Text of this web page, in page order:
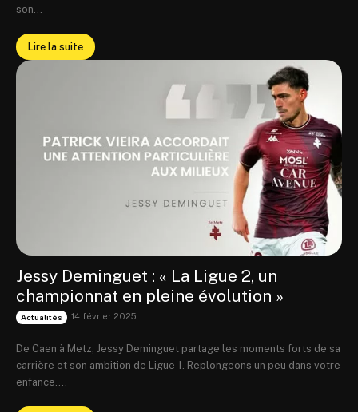
son...
Lire la suite
Jessy Deminguet : « La Ligue 2, un
championnat en pleine évolution »
Actualités 14 février 2025
De Caen à Metz, Jessy Deminguet partage les moments forts de sa
carrière et son ambition de Ligue 1. Replongeons un peu dans votre
enfance....